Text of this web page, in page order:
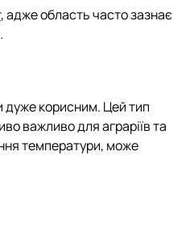
, адже область часто зазнає
дуже корисним. Цей тип
важливо для аграріїв та
температури, може